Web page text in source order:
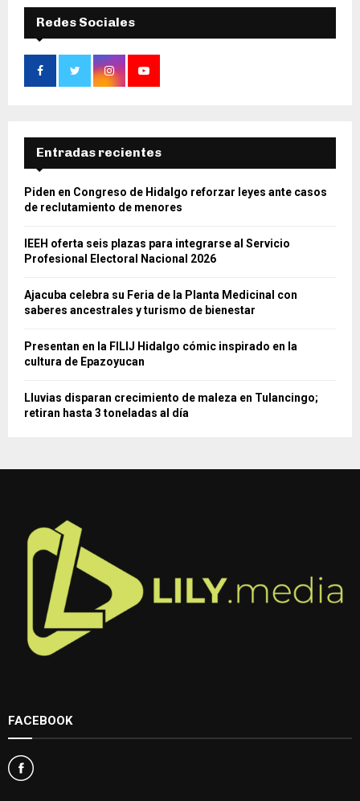
Redes Sociales
Entradas recientes
Piden en Congreso de Hidalgo reforzar leyes ante casos
de reclutamiento de menores
IEEH oferta seis plazas para integrarse al Servicio
Profesional Electoral Nacional 2026
Ajacuba celebra su Feria de la Planta Medicinal con
saberes ancestrales y turismo de bienestar
Presentan en la FILIJ Hidalgo cómic inspirado en la
cultura de Epazoyucan
Lluvias disparan crecimiento de maleza en Tulancingo;
retiran hasta 3 toneladas al día
FACEBOOK